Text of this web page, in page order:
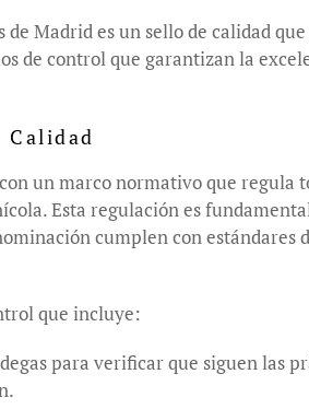
Madrid es un sello de calidad
de control que garantizan la
un marco normativo que regula
Esta regulación es
cumplen con estándares
que incluye:
para verificar que siguen las